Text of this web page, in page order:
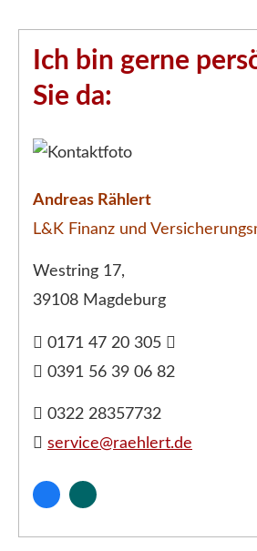
Ich bin gerne
Sie da:
Andreas Rählert
L&K Finanz und
Westring 17,
39108 Magdeburg
0171 47 20 305
0391 56 39 06 82
0322 28357732
service@raehlert.de